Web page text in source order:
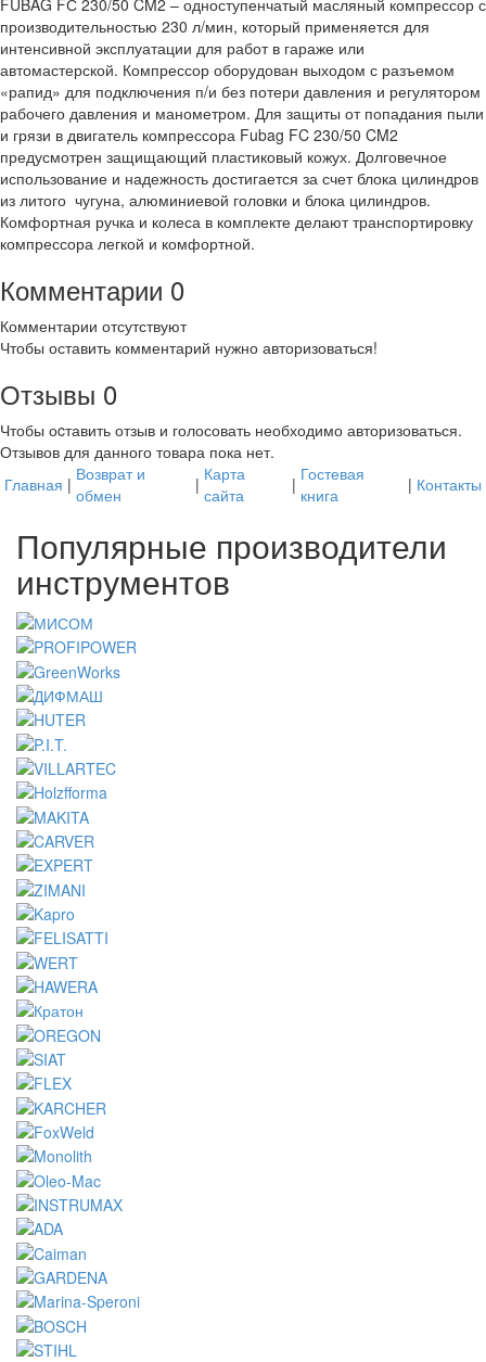
производительностью 230 л/мин, который применяется для
интенсивной эксплуатации для работ в гараже или
автомастерской. Компрессор оборудован выходом с разъемом
«рапид» для подключения п/и без потери давления и регулятором
рабочего давления и манометром. Для защиты от попадания пыли
и грязи в двигатель компрессора Fubag FC 230/50 CM2
предусмотрен защищающий пластиковый кожух. Долговечное
использование и надежность достигается за счет блока цилиндров
из литого чугуна, алюминиевой головки и блока цилиндров.
Комфортная ручка и колеса в комплекте делают транспортировку
компрессора легкой и комфортной.
Комментарии 0
Комментарии отсутствуют
Чтобы оставить комментарий нужно авторизоваться!
Отзывы 0
Чтобы оcтавить отзыв и голосовать необходимо авторизоваться.
Отзывов для данного товара пока нет.
Главная | Возврат и
обмен
| Карта
сайта
| Гостевая
книга
| Контакты
Популярные производители
инструментов